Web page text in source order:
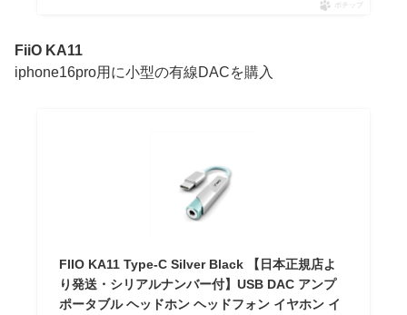
ポチップ
FiiO KA11
iphone16pro用に小型の有線DACを購入
FIIO KA11 Type-C Silver Black 【日本正規店よ
り発送・シリアルナンバー付】USB DAC アンプ
ポータブル ヘッドホン ヘッドフォン イヤホン イ